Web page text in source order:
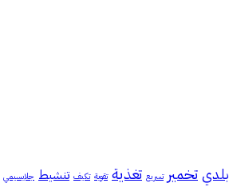
بلديتخمير تسريع تغذية تقوية تكيف تنشيط جلايسيمي